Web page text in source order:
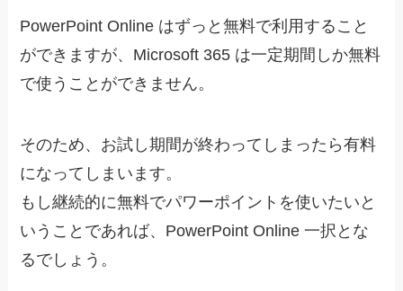
PowerPoint Online はずっと無料で利用すること
ができますが、Microsoft 365 は一定期間しか無料
で使うことができません。
そのため、 お試し期間が終わってしまったら有料
になってしまいます。
もし継続的に無料でパワーポイントを使いたいと
いうことであれば、PowerPoint Online 一択とな
るでしょう。